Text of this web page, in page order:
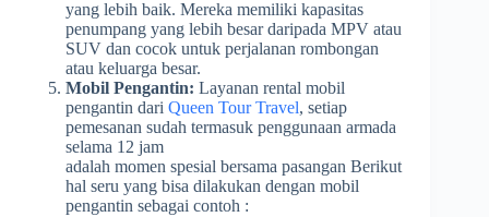
yang lebih baik. Mereka memiliki kapasitas
penumpang yang lebih besar daripada MPV atau
SUV dan cocok untuk perjalanan rombongan
atau keluarga besar.
Mobil Pengantin: Layanan rental mobil
pengantin dari Queen Tour Travel, setiap
pemesanan sudah termasuk penggunaan armada
selama 12 jam
adalah momen spesial bersama pasangan Berikut
hal seru yang bisa dilakukan dengan mobil
pengantin sebagai contoh :